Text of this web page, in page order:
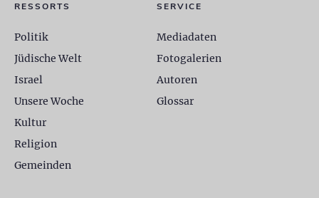
RESSORTS
Politik
Jüdische Welt
Israel
Unsere Woche
Kultur
Religion
Gemeinden
SERVICE
Mediadaten
Fotogalerien
Autoren
Glossar